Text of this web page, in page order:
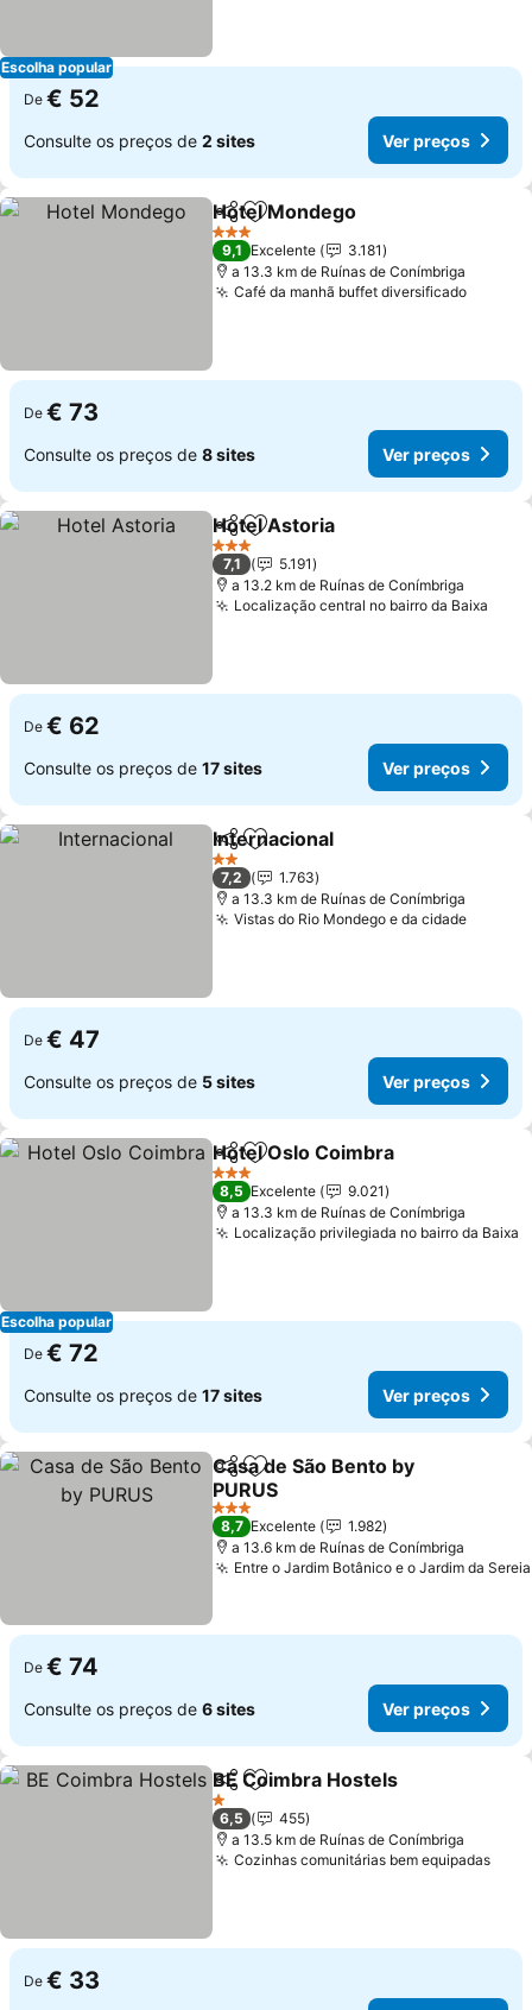
Escolha popular
De € 52
Consulte os preços de 2 sites Ver preços
PartilharAdicionar aos favoritos
Hotel Mondego
3 Estrelas
9,1 Excelente
3.181
a 13.3 km de Ruínas de Conímbriga
Café da manhã buffet diversificadoVer
De € 73
Consulte os preços de 8 sites Ver preços
PartilharAdicionar aos favoritos
Hotel Astoria
3 Estrelas
7,1
5.191
a 13.2 km de Ruínas de Conímbriga
Localização central no bairro da Baixa
De € 62
Consulte os preços de 17 sites Ver preços
PartilharAdicionar aos favoritos
Internacional
2 Estrelas
7,2
1.763
a 13.3 km de Ruínas de Conímbriga
Vistas do Rio Mondego e da cidadeVer
De € 47
Consulte os preços de 5 sites Ver preços
Escolha popular
PartilharAdicionar aos favoritos
Hotel Oslo Coimbra
3 Estrelas
8,5 Excelente
9.021
a 13.3 km de Ruínas de Conímbriga
Localização privilegiada no bairro da Baixa
De € 72
Consulte os preços de 17 sites Ver preços
PartilharAdicionar aos favoritos
Casa de São Bento by
PURUS
Ver preços
3 Estrelas
8,7 Excelente
1.982
a 13.6 km de Ruínas de Conímbriga
Entre o Jardim Botânico e o Jardim da Sereia
De € 74
Consulte os preços de 6 sites Ver preços
PartilharAdicionar aos favoritos
BE Coimbra Hostels
1 Estrelas
6,5
455
a 13.5 km de Ruínas de Conímbriga
Cozinhas comunitárias bem equipadasVer
De € 33